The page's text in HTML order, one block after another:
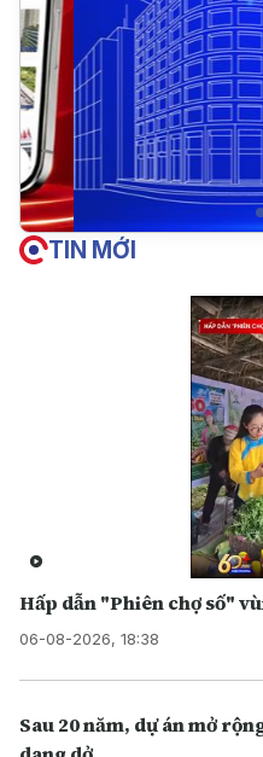
TIN MỚI
Hấp dẫn "Phiên chợ số"
06-08-2026, 18:38
Sau 20 năm, dự án mở